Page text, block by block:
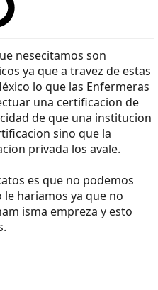
nesecitamos son
ya que a travez de estas
lo que las Enfermeras
una certificacion de
de que una institucion
sino que la
privada los avale.
es que no podemos
hariamos ya que no
isma empreza y esto